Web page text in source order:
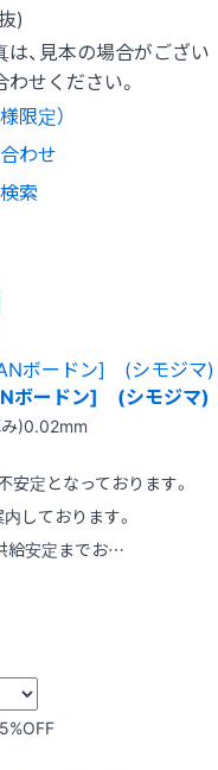
)
、見本の場合がござい
せください。
限定）
わせ
索
ボードン] (シモジマ)
)0.02mm
定となっております。
しております。
給安定までお…
%OFF